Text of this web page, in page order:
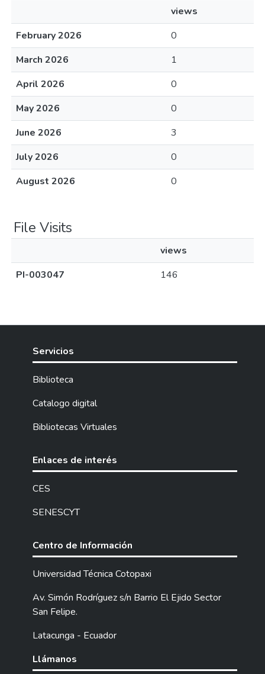
views
February 2026
0
March 2026
1
April 2026
0
May 2026
0
June 2026
3
July 2026
0
August 2026
0
File Visits
views
PI-003047
146
Servicios
Biblioteca
Catalogo digital
Bibliotecas Virtuales
Enlaces de interés
CES
SENESCYT
Centro de Información
Universidad Técnica Cotopaxi
Av. Simón Rodríguez s/n Barrio El Ejido Sector
San Felipe.
Latacunga - Ecuador
Llámanos